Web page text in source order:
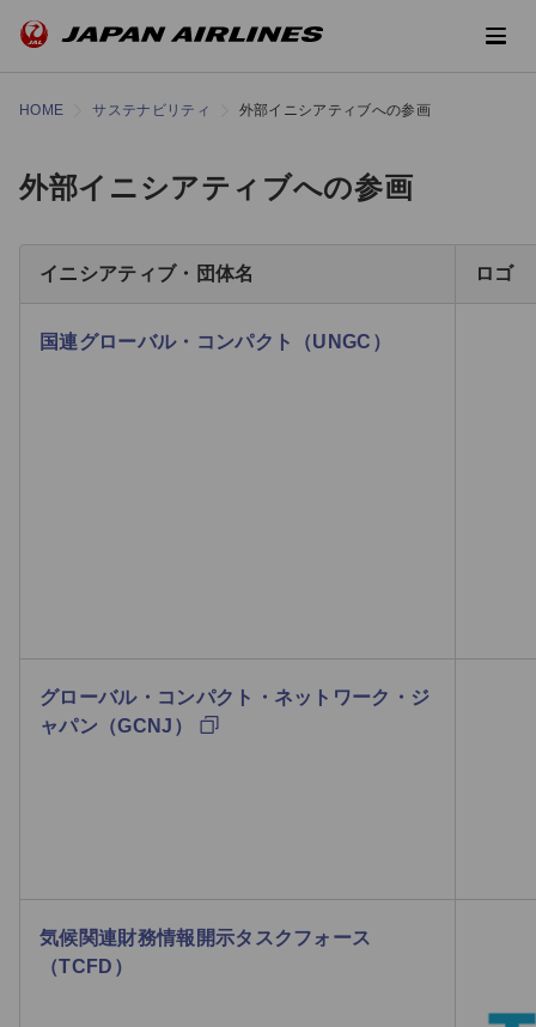
HOME サステナビリティ 外部イニシアティブへの参画
外部イニシアティブへの参画
イニシアティブ・団体名 ロゴ
国連グローバル・コンパクト（UNGC）
グローバル・コンパクト・ネットワーク・ジ
ャパン（GCNJ）
気候関連財務情報開示タスクフォース
（TCFD）